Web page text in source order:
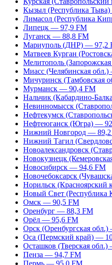
Кызыл (Республика
Лимасол (Республика
Липецк — 97,9 FM
Луганск — 88,8 FM
Мариуполь (ДНР) — 97,2
Матвеев Курган
Мелитополь
Миасс (Челябинская
Мичуринск (Тамбовская
Мурманск — 90,4 FM
Нальчик (Кабардино-
Невинномысск
Нефтекумск
Нефтеюганск (Югра) —
Нижний Новгород —
Нижний Тагил
Новоалександровск
Новокузнецк
Новосибирск — 94,6 FM
Новочебоксарск
Норильск (Красноярский
Новый Свет
Омск — 90,5 FM
Оренбург — 88,3 FM
Орёл — 95,6 FM
Орск (Оренбургская
Оса (Пермский край) —
Осташков (Тверская
Пенза — 94,7 FM
Пермь — 95,0 FM